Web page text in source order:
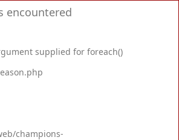
encountered
supplied for foreach()
champions-